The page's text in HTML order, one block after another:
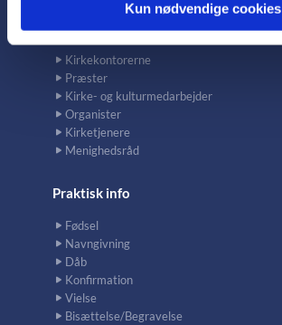
Kun nødvendige cookies
Kontakt
Kirkekontorerne
Præster
Kirke- og kulturmedarbejder
Organister
Kirketjenere
Menighedsråd
Praktisk info
Fødsel
Navngivning
Dåb
Konfirmation
Vielse
Bisættelse/Begravelse